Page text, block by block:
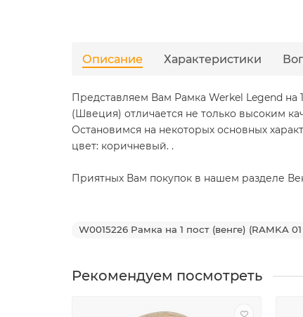
Описание Характеристики
Представляем Вам Рамка Werkel Legend на
(Швеция) отличается не только высоким
Остановимся на некоторых основных
цвет: коричневый. .
Приятных Вам покупок в нашем разделе
W0015226 Рамка на 1 пост (венге) (RAMKA
Рекомендуем посмотреть